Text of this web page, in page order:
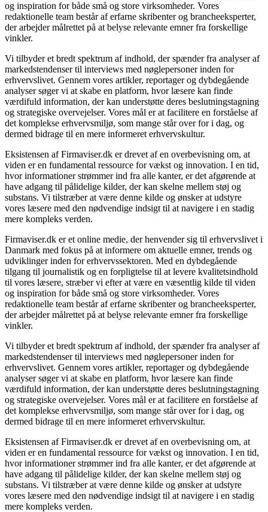
og inspiration for både små og store virksomheder. Vores
redaktionelle team består af erfarne skribenter og brancheeksperter,
der arbejder målrettet på at belyse relevante emner fra forskellige
vinkler.
Vi tilbyder et bredt spektrum af indhold, der spænder fra analyser af
markedstendenser til interviews med nøglepersoner inden for
erhvervslivet. Gennem vores artikler, reportager og dybdegående
analyser søger vi at skabe en platform, hvor læsere kan finde
værdifuld information, der kan understøtte deres beslutningstagning
og strategiske overvejelser. Vores mål er at facilitere en forståelse af
det komplekse erhvervsmiljø, som mange står over for i dag, og
dermed bidrage til en mere informeret erhvervskultur.
Eksistensen af Firmaviser.dk er drevet af en overbevisning om, at
viden er en fundamental ressource for vækst og innovation. I en tid,
hvor informationer strømmer ind fra alle kanter, er det afgørende at
have adgang til pålidelige kilder, der kan skelne mellem støj og
substans. Vi tilstræber at være denne kilde og ønsker at udstyre
vores læsere med den nødvendige indsigt til at navigere i en stadig
mere kompleks verden.
Firmaviser.dk er et online medie, der henvender sig til erhvervslivet i
Danmark med fokus på at informere om aktuelle emner, trends og
udviklinger inden for erhvervssektoren. Med en dybdegående
tilgang til journalistik og en forpligtelse til at levere kvalitetsindhold
til vores læsere, stræber vi efter at være en væsentlig kilde til viden
og inspiration for både små og store virksomheder. Vores
redaktionelle team består af erfarne skribenter og brancheeksperter,
der arbejder målrettet på at belyse relevante emner fra forskellige
vinkler.
Vi tilbyder et bredt spektrum af indhold, der spænder fra analyser af
markedstendenser til interviews med nøglepersoner inden for
erhvervslivet. Gennem vores artikler, reportager og dybdegående
analyser søger vi at skabe en platform, hvor læsere kan finde
værdifuld information, der kan understøtte deres beslutningstagning
og strategiske overvejelser. Vores mål er at facilitere en forståelse af
det komplekse erhvervsmiljø, som mange står over for i dag, og
dermed bidrage til en mere informeret erhvervskultur.
Eksistensen af Firmaviser.dk er drevet af en overbevisning om, at
viden er en fundamental ressource for vækst og innovation. I en tid,
hvor informationer strømmer ind fra alle kanter, er det afgørende at
have adgang til pålidelige kilder, der kan skelne mellem støj og
substans. Vi tilstræber at være denne kilde og ønsker at udstyre
vores læsere med den nødvendige indsigt til at navigere i en stadig
mere kompleks verden.